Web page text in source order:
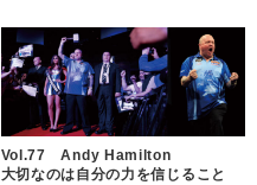
Vol.77 Andy Hamilton
大切なのは自分の力を信じること